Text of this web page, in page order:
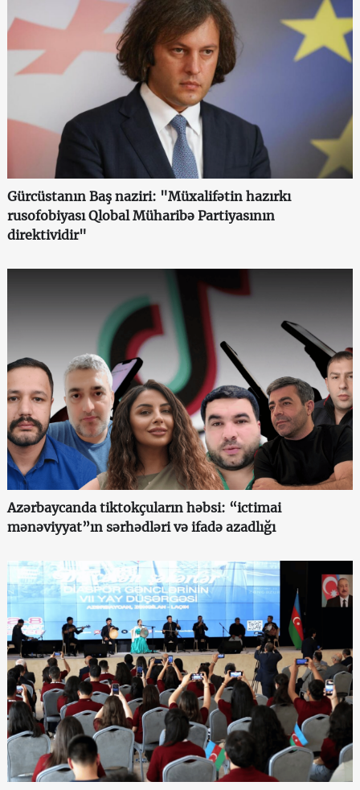
Gürcüstanın Baş naziri: "Müxalifətin hazırkı
rusofobiyası Qlobal Müharibə Partiyasının
direktividir"
Azərbaycanda tiktokçuların həbsi: “ictimai
mənəviyyat”ın sərhədləri və ifadə azadlığı